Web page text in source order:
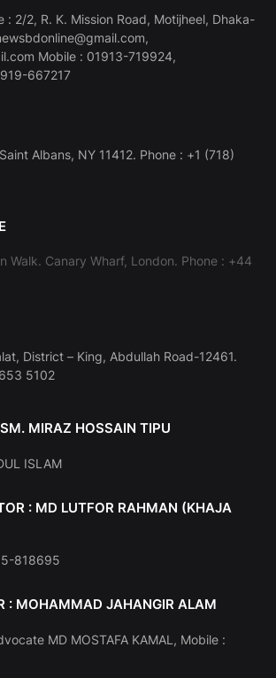
: 2/2, R. K. Mission Road, Motijheel, Dhaka-
Mobile : 01913-719924,
667217
Albans, NY 11412. Phone : +1 (718)
Walk. Canary Wharf, London. Phone : +44
District – King, Abdullah Road-12461.
5102
MIRAZ HOSSAIN TIPU
ISLAM
: MD LUTFOR RAHMAN (KHAJA
818695
: MOHAMMAD JAHANGIR ALAM
MD MOSTAFA KAMAL, Mobile :